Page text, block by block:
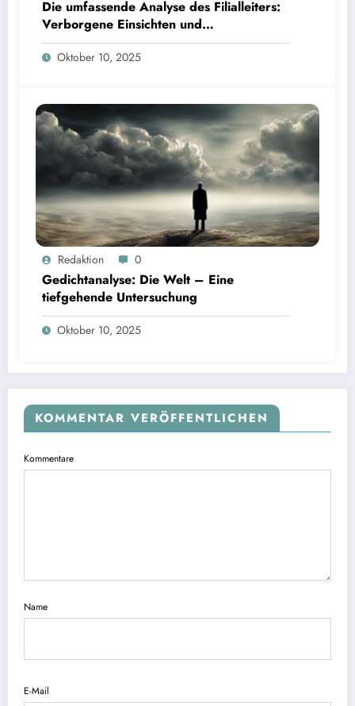
Die umfassende Analyse des Filialleiters:
Verborgene Einsichten und
Interpretationen
Oktober 10, 2025
Redaktion 0
Gedichtanalyse: Die Welt – Eine
tiefgehende Untersuchung
Oktober 10, 2025
KOMMENTAR VERÖFFENTLICHEN
Kommentare
Name
E-Mail